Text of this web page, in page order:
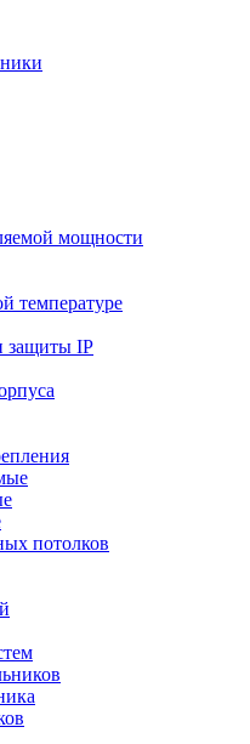
мощности
температуре
защиты IP
потолков